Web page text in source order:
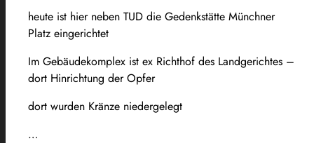
heute ist hier neben TUD die Gedenkstätte Münchner
Platz eingerichtet
Im Gebäudekomplex ist ex Richthof des Landgerichtes –
dort Hinrichtung der Opfer
dort wurden Kränze niedergelegt
…